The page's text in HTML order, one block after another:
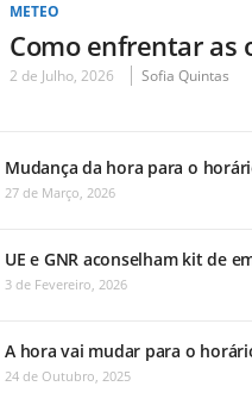
METEO
Como enfrentar as
2 de Julho, 2026 Sofia Quintas
Mudança da hora para o
27 de Março, 2026
UE e GNR aconselham kit de
3 de Fevereiro, 2026
A hora vai mudar para o
24 de Outubro, 2025